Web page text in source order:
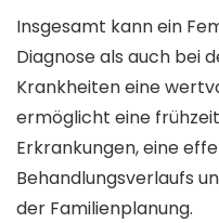
Insgesamt kann ein
Diagnose als auch bei
Krankheiten eine
ermöglicht eine
Erkrankungen, eine
Behandlungsverlaufs
der Familienplanung.